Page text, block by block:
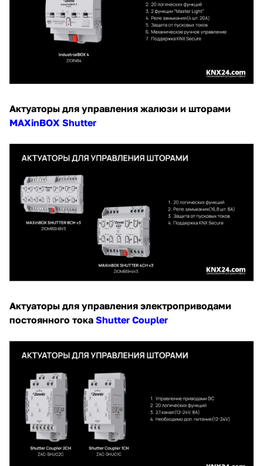
Актуаторы для управления жалюзи и шторами
MAXinBOX Shutter
Актуаторы для управления электроприводами
постоянного тока Shutter Coupler